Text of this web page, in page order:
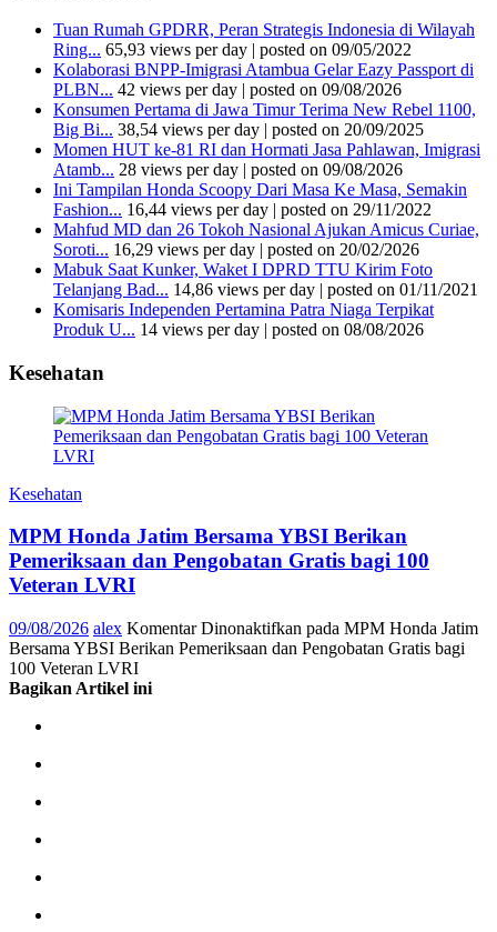
Tuan Rumah GPDRR, Peran Strategis Indonesia di Wilayah
Ring... 65,93 views per day | posted on 09/05/2022
Kolaborasi BNPP-Imigrasi Atambua Gelar Eazy Passport di
PLBN... 42 views per day | posted on 09/08/2026
Konsumen Pertama di Jawa Timur Terima New Rebel 1100,
Big Bi... 38,54 views per day | posted on 20/09/2025
Momen HUT ke-81 RI dan Hormati Jasa Pahlawan, Imigrasi
Atamb... 28 views per day | posted on 09/08/2026
Ini Tampilan Honda Scoopy Dari Masa Ke Masa, Semakin
Fashion... 16,44 views per day | posted on 29/11/2022
Mahfud MD dan 26 Tokoh Nasional Ajukan Amicus Curiae,
Soroti... 16,29 views per day | posted on 20/02/2026
Mabuk Saat Kunker, Waket I DPRD TTU Kirim Foto
Telanjang Bad... 14,86 views per day | posted on 01/11/2021
Komisaris Independen Pertamina Patra Niaga Terpikat
Produk U... 14 views per day | posted on 08/08/2026
Kesehatan
Kesehatan
MPM Honda Jatim Bersama YBSI Berikan
Pemeriksaan dan Pengobatan Gratis bagi 100
Veteran LVRI
09/08/2026 alex Komentar Dinonaktifkan pada MPM Honda Jatim
Bersama YBSI Berikan Pemeriksaan dan Pengobatan Gratis bagi
100 Veteran LVRI
Bagikan Artikel ini